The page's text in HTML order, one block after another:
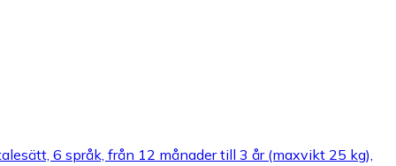
6 språk, från 12 månader till 3 år (maxvikt 25 kg),